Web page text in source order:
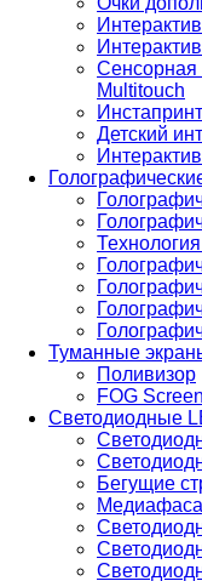
Сенсорная
Multitouch
Детский
Туманные
Поливизор
FOG
Светодиодные
Бегущие